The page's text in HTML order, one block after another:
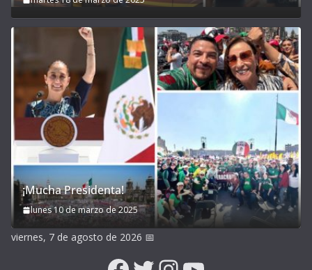
¡Mucha Presidenta!
lunes 10 de marzo de 2025
viernes, 7 de agosto de 2026 📅